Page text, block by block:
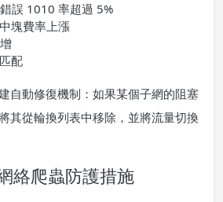
誤 1010 率超過 5%
塊費率上漲
配
自動修復機制：如果某個子網的阻塞
其從輪換列表中移除，並將流量切換
絡爬蟲防護措施